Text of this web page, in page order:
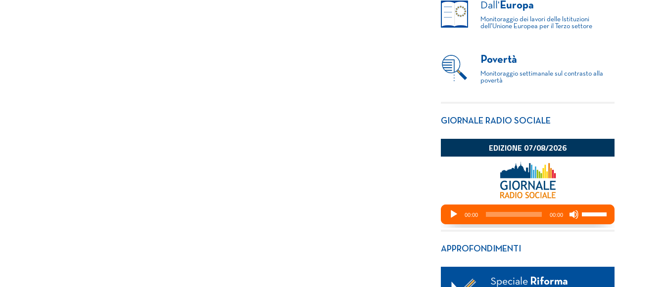
Dall' Europa
Monitoraggio dei lavori delle Istituzioni
dell'Unione Europea per il Terzo settore
Povertà
Monitoraggio settimanale sul contrasto alla
povertà
GIORNALE RADIO SOCIALE
APPROFONDIMENTI
Speciale Riforma